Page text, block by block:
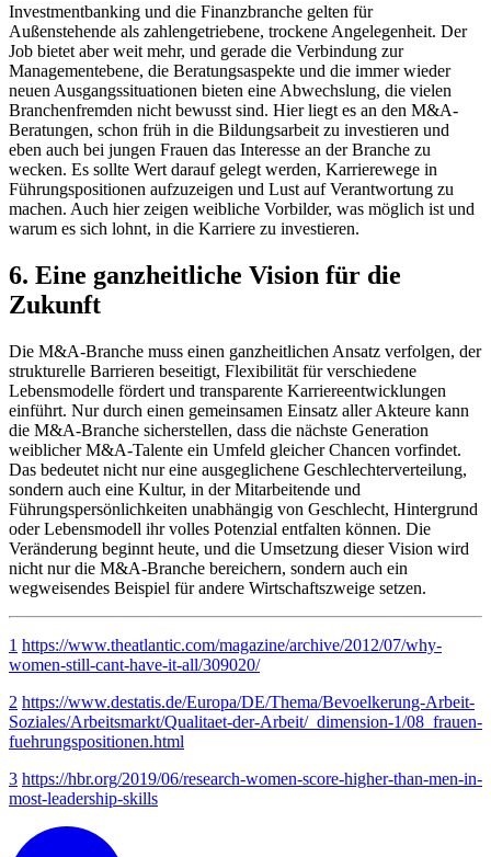
Investmentbanking und die Finanzbranche gelten für
Außenstehende als zahlengetriebene, trockene Angelegenheit. Der
Job bietet aber weit mehr, und gerade die Verbindung zur
Managementebene, die Beratungsaspekte und die immer wieder
neuen Ausgangssituationen bieten eine Abwechslung, die vielen
Branchenfremden nicht bewusst sind. Hier liegt es an den M&A-
Beratungen, schon früh in die Bildungsarbeit zu investieren und
eben auch bei jungen Frauen das Interesse an der Branche zu
wecken. Es sollte Wert darauf gelegt werden, Karrierewege in
Führungspositionen aufzuzeigen und Lust auf Verantwortung zu
machen. Auch hier zeigen weibliche Vorbilder, was möglich ist und
warum es sich lohnt, in die Karriere zu investieren.
6. Eine ganzheitliche Vision für die
Zukunft
Die M&A-Branche muss einen ganzheitlichen Ansatz verfolgen, der
strukturelle Barrieren beseitigt, Flexibilität für verschiedene
Lebensmodelle fördert und transparente Karriereentwicklungen
einführt. Nur durch einen gemeinsamen Einsatz aller Akteure kann
die M&A-Branche sicherstellen, dass die nächste Generation
weiblicher M&A-Talente ein Umfeld gleicher Chancen vorfindet.
Das bedeutet nicht nur eine ausgeglichene Geschlechterverteilung,
sondern auch eine Kultur, in der Mitarbeitende und
Führungspersönlichkeiten unabhängig von Geschlecht, Hintergrund
oder Lebensmodell ihr volles Potenzial entfalten können. Die
Veränderung beginnt heute, und die Umsetzung dieser Vision wird
nicht nur die M&A-Branche bereichern, sondern auch ein
wegweisendes Beispiel für andere Wirtschaftszweige setzen.
1 https://www.theatlantic.com/magazine/archive/2012/07/why-
women-still-cant-have-it-all/309020/
2 https://www.destatis.de/Europa/DE/Thema/Bevoelkerung-Arbeit-
Soziales/Arbeitsmarkt/Qualitaet-der-Arbeit/_dimension-1/08_frauen-
fuehrungspositionen.html
3 https://hbr.org/2019/06/research-women-score-higher-than-men-in-
most-leadership-skills